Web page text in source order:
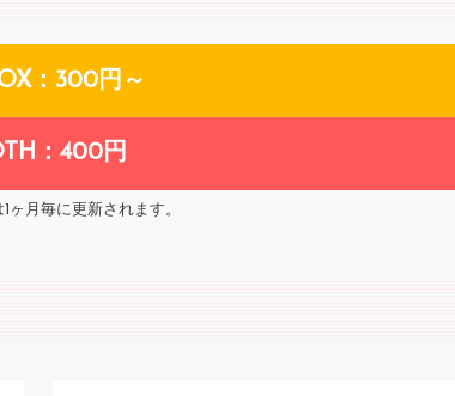
：300円～
：400円
ヶ月毎に更新されます。